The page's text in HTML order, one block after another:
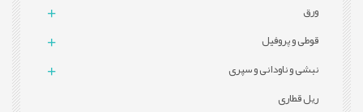
ورق
قوطی و پروفيل
نبشی و ناودانی و سپری
ریل قطاری